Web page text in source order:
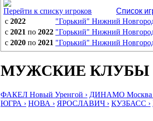
Перейти к списку игроков
Список
с 2022 "Горький" Нижний
с 2021 по 2022 "Горький" Нижний
с 2020 по 2021 "Горький" Нижний
МУЖСКИЕ КЛУБЫ
ФАКЕЛ Новый Уренгой › ДИНАМО Москва
ЮГРА › НОВА › ЯРОСЛАВИЧ › КУЗБАСС ›